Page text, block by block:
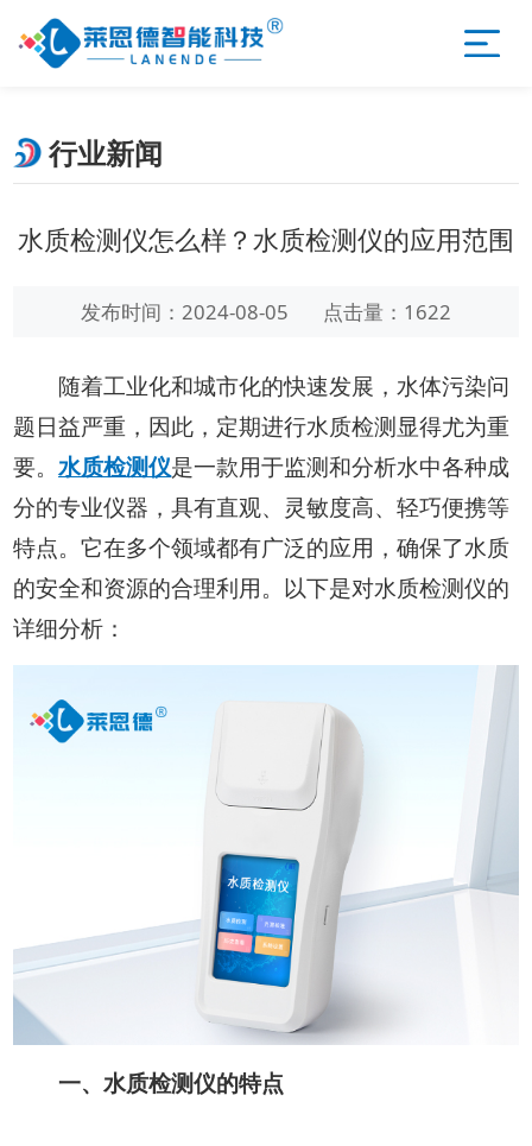
行业新闻
水质检测仪怎么样？水质检测仪的应用范围
发布时间：2024-08-05 点击量：1622
随着工业化和城市化的快速发展，水体污染问
题日益严重，因此，定期进行水质检测显得尤为重
要。水质检测仪是一款用于监测和分析水中各种成
分的专业仪器，具有直观、灵敏度高、轻巧便携等
特点。它在多个领域都有广泛的应用，确保了水质
的安全和资源的合理利用。以下是对水质检测仪的
详细分析：
一、水质检测仪的特点